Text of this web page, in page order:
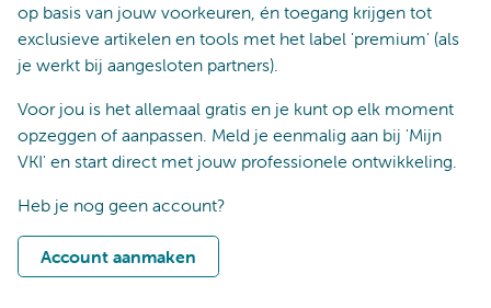
op basis van jouw voorkeuren, én toegang krijgen tot
exclusieve artikelen en tools met het label 'premium' (als
je werkt bij aangesloten partners).
Voor jou is het allemaal gratis en je kunt op elk moment
opzeggen of aanpassen. Meld je eenmalig aan bij 'Mijn
VKI' en start direct met jouw professionele ontwikkeling.
Heb je nog geen account?
Account aanmaken